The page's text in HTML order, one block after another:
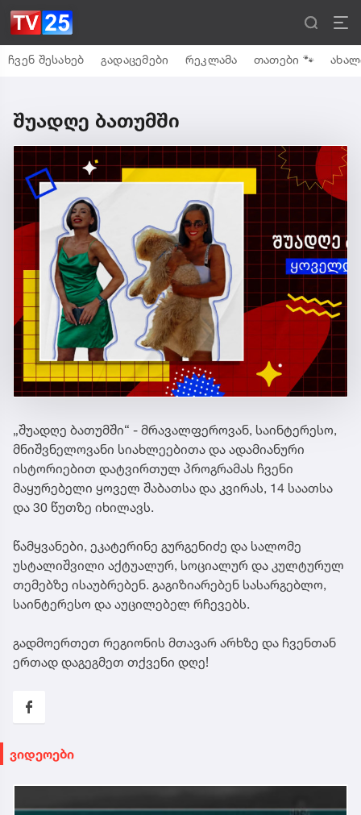
ჩვენ შესახებ გადაცემები რეკლამა თათები 🐾
შუადღე ბათუმში
„შუადღე ბათუმში“ - მრავალფეროვან, საინტერესო,
მნიშვნელოვანი სიახლეებითა და ადამიანური
ისტორიებით დატვირთულ პროგრამას ჩვენი
მაყურებელი ყოველ შაბათსა და კვირას, 14 საათსა
და 30 წუთზე იხილავს.
წამყვანები, ეკატერინე გურგენიძე და სალომე
უსტალიშვილი აქტუალურ, სოციალურ და კულტურულ
თემებზე ისაუბრებენ. გაგიზიარებენ სასარგებლო,
საინტერესო და აუცილებელ რჩევებს.
გადმოერთეთ რეგიონის მთავარ არხზე და ჩვენთან
ერთად დაგეგმეთ თქვენი დღე!
ვიდეოები